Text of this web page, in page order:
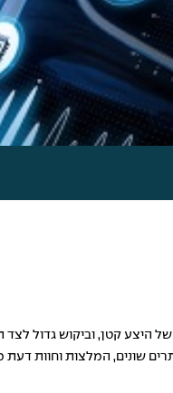
היצע קטן, וביקוש גדול
שונים, המלצות וחוות